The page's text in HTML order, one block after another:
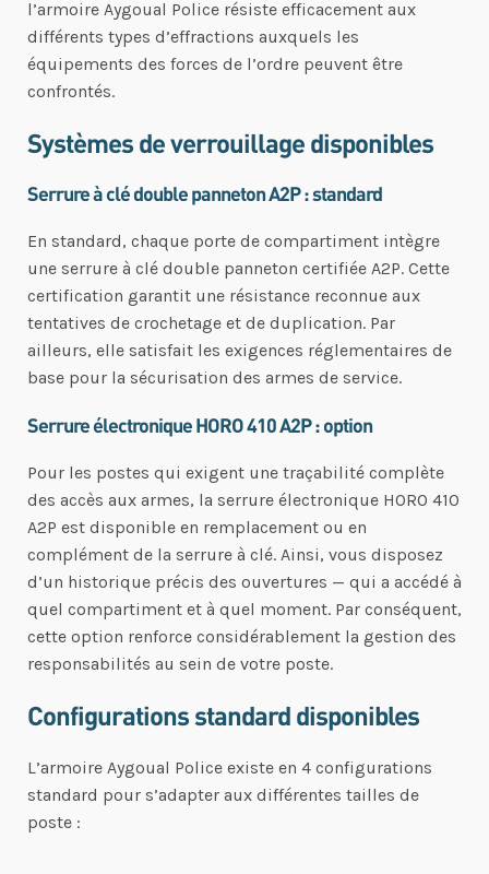
l’armoire Aygoual Police résiste efficacement aux
différents types d’effractions auxquels les
équipements des forces de l’ordre peuvent être
confrontés.
Systèmes de verrouillage disponibles
Serrure à clé double panneton A2P : standard
En standard, chaque porte de compartiment intègre
une serrure à clé double panneton certifiée A2P. Cette
certification garantit une résistance reconnue aux
tentatives de crochetage et de duplication. Par
ailleurs, elle satisfait les exigences réglementaires de
base pour la sécurisation des armes de service.
Serrure électronique HORO 410 A2P : option
Pour les postes qui exigent une traçabilité complète
des accès aux armes, la serrure électronique HORO 410
A2P est disponible en remplacement ou en
complément de la serrure à clé. Ainsi, vous disposez
d’un historique précis des ouvertures — qui a accédé à
quel compartiment et à quel moment. Par conséquent,
cette option renforce considérablement la gestion des
responsabilités au sein de votre poste.
Configurations standard disponibles
L’armoire Aygoual Police existe en 4 configurations
standard pour s’adapter aux différentes tailles de
poste :